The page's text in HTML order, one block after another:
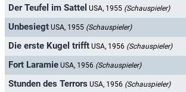
Der Teufel im Sattel USA, 1955 (Schauspieler)
Unbesiegt USA, 1955 (Schauspieler)
Die erste Kugel trifft USA, 1956 (Schauspieler)
Fort Laramie USA, 1956 (Schauspieler)
Stunden des Terrors USA, 1956 (Schauspieler)